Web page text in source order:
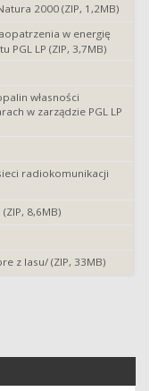
2000 (ZIP, 1,2MB)
w energię
LP (ZIP, 3,7MB)
własności
w zarządzie PGL LP
radiokomunikacji
8,6MB)
z lasu/ (ZIP, 33MB)